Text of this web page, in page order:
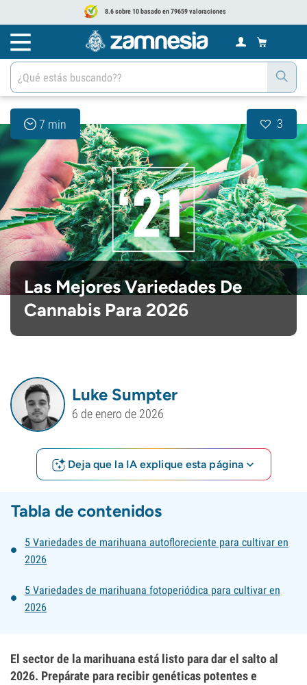
8.6 sobre 10 basado en 79659 valoraciones
7 min 3
Las Mejores Variedades De
Cannabis Para 2026
Luke Sumpter
6 de enero de 2026
Deja que la IA explique esta página
Tabla de contenidos
5 Variedades de marihuana autofloreciente para cultivar en
2026
5 Variedades de marihuana fotoperiódica para cultivar en
2026
El sector de la marihuana está listo para dar el salto al
2026. Prepárate para recibir genéticas potentes e